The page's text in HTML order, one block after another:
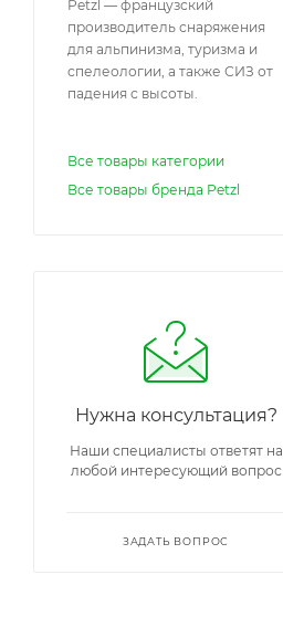
Petzl — французский
производитель снаряжения
для альпинизма, туризма и
спелеологии, а также СИЗ от
падения с высоты.
Все товары категории
Все товары бренда Petzl
Нужна консультация?
Наши специалисты ответят на
любой интересующий вопрос
ЗАДАТЬ ВОПРОС